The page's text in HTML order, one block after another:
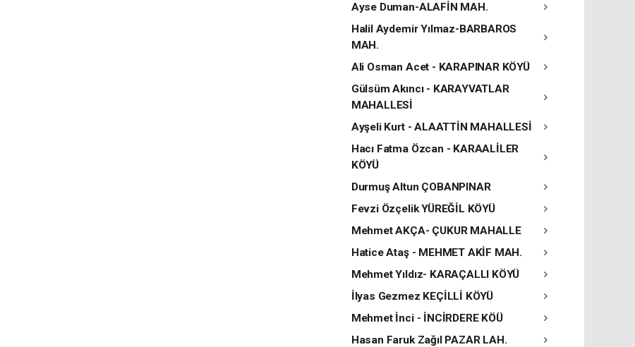
Ayse Duman-ALAFİN MAH.
Halil Aydemir Yılmaz-BARBAROS
MAH.
Ali Osman Acet - KARAPINAR KÖYÜ
Gülsüm Akıncı - KARAYVATLAR
MAHALLESİ
Ayşeli Kurt - ALAATTİN MAHALLESİ
Hacı Fatma Özcan - KARAALİLER
KÖYÜ
Durmuş Altun ÇOBANPINAR
Fevzi Özçelik YÜREĞİL KÖYÜ
Mehmet AKÇA- ÇUKUR MAHALLE
Hatice Ataş - MEHMET AKİF MAH.
Mehmet Yıldız- KARAÇALLI KÖYÜ
İlyas Gezmez KEÇİLLİ KÖYÜ
Mehmet İnci - İNCİRDERE KÖÜ
Hasan Faruk Zağıl PAZAR LAH.